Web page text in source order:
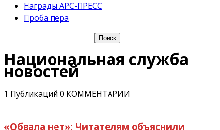
Награды АРС-ПРЕСС
Проба пера
Национальная служба
новостей
1 Публикаций 0 КОММЕНТАРИИ
«Обвала нет»: Читателям объяснили